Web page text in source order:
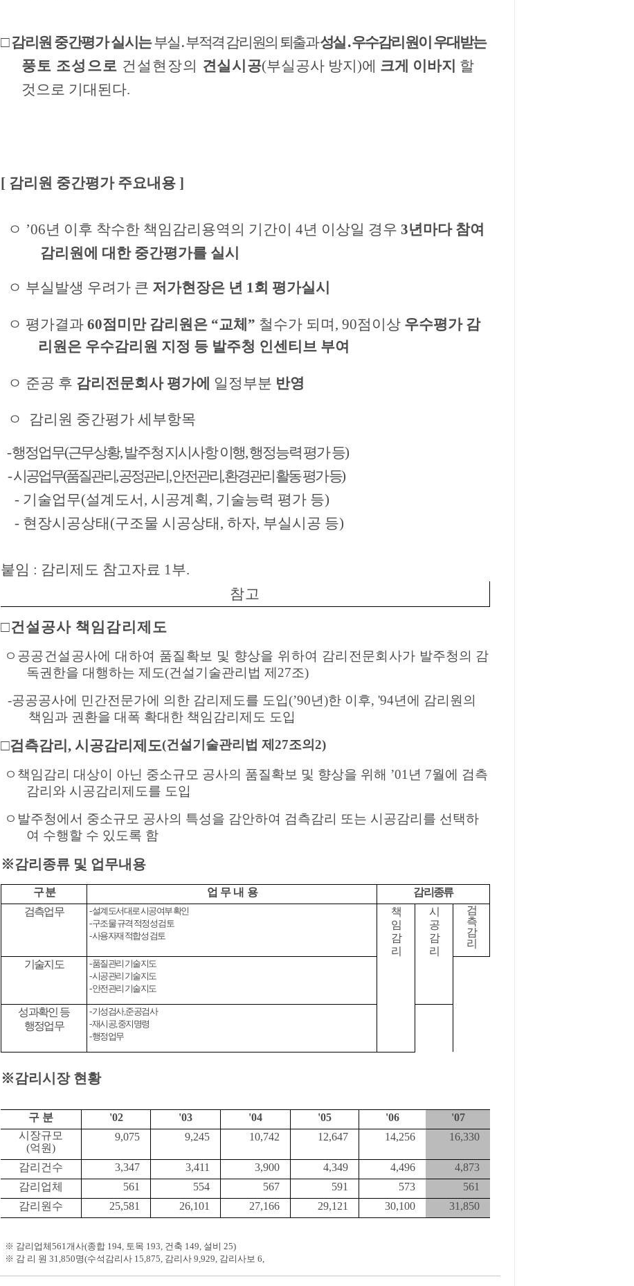
□감리원 중간평가 실시는부실․부적격 감리원의 퇴출과성실․우수감리원이 우대받는
풍토 조성으로 건설현장의 견실시공(부실공사 방지)에 크게 이바지 할
것으로 기대된다.
[ 감리원 중간평가 주요내용 ]
ㅇ ’06년 이후 착수한 책임감리용역의 기간이 4년 이상일 경우 3년마다 참여
감리원에 대한 중간평가를 실시
ㅇ 부실발생 우려가 큰 저가현장은 년 1회 평가실시
ㅇ 평가결과 60점미만 감리원은 “교체” 철수가 되며, 90점이상 우수평가 감
리원은 우수감리원 지정 등 발주청 인센티브 부여
ㅇ 준공 후 감리전문회사 평가에 일정부분 반영
ㅇ 감리원 중간평가 세부항목
- 행정업무(근무상황, 발주청 지시사항 이행, 행정능력 평가 등)
-시공업무(품질관리, 공정관리, 안전관리, 환경관리 활동 평가 등)
- 기술업무(설계도서, 시공계획, 기술능력 평가 등)
- 현장시공상태(구조물 시공상태, 하자, 부실시공 등)
붙임 : 감리제도 참고자료 1부.
참고
□건설공사 책임감리제도
ㅇ 공공건설공사에 대하여 품질확보 및 향상을 위하여 감리전문회사가 발주청의 감
독권한을 대행하는 제도(건설기술관리법 제27조)
-공공공사에 민간전문가에 의한 감리제도를 도입(’90년)한 이후, '94년에 감리원의
책임과 권환을 대폭 확대한 책임감리제도 도입
□검측감리, 시공감리제도(건설기술관리법 제27조의2)
ㅇ책임감리 대상이 아닌 중소규모 공사의 품질확보 및 향상을 위해 ’01년 7월에 검측
감리와 시공감리제도를 도입
ㅇ발주청에서 중소규모 공사의 특성을 감안하여 검측감리 또는 시공감리를 선택하
여 수행할 수 있도록 함
※감리종류 및 업무내용
구 분 업 무 내 용
감리종류
검측업무
- 설계도서대로 시공여부 확인
- 구조물 규격 적정성 검토
- 사용자재 적합성 검토
책
임
감
리
시
공
감
리
검
측
감
리
기술지도
- 품질관리 기술지도
- 시공관리 기술지도
- 안전관리 기술지도
성과확인 등
행정업무
- 기성검사, 준공검사
- 재시공, 중지명령
- 행정업무
※감리시장 현황
구 분 '02 '03 '04 '05 '06
'07
시장규모
(억원)
9,075 9,245 10,742 12,647 14,256 16,330
감리건수 3,347 3,411 3,900 4,349 4,496
4,873
감리업체
561 554 567 591 573
561
감리원수
25,581 26,101 27,166 29,121 30,100 31,850
※ 감리업체561개사(종합 194, 토목 193, 건축 149, 설비 25)
※ 감 리 원 31,850명(수석감리사 15,875, 감리사 9,929, 감리사보 6,